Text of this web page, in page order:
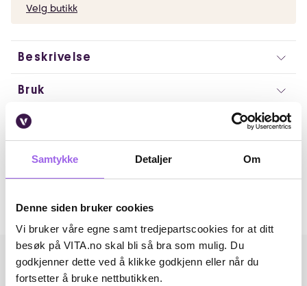
Samtykke Detaljer Om
Denne siden bruker cookies
Vi bruker våre egne samt tredjepartscookies for at ditt
besøk på VITA.no skal bli så bra som mulig. Du
godkjenner dette ved å klikke godkjenn eller når du
fortsetter å bruke nettbutikken.
Velg butikk
Beskrivelse
Bruk
Ingredienser
Artikkelnummer: 368359
Omtaler
Andre har også kjøpt..